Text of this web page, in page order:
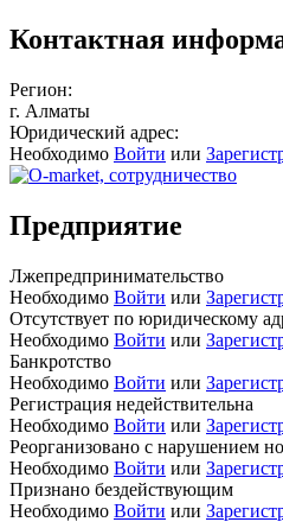
Контактная
Регион:
г. Алматы
Юридический адрес:
Необходимо Войти или
Предприятие
Лжепредпринимательство
Необходимо Войти или
Отсутствует по юридическому
Необходимо Войти или
Банкротство
Необходимо Войти или
Регистрация недействительна
Необходимо Войти или
Реорганизовано с нарушением
Необходимо Войти или
Признано бездействующим
Необходимо Войти или